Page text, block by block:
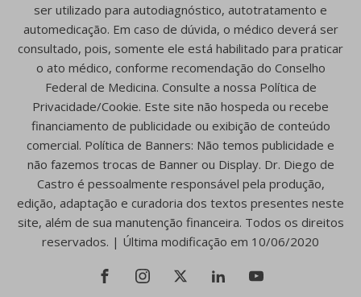
ser utilizado para autodiagnóstico, autotratamento e
automedicação. Em caso de dúvida, o médico deverá ser
consultado, pois, somente ele está habilitado para praticar
o ato médico, conforme recomendação do Conselho
Federal de Medicina. Consulte a nossa Política de
Privacidade/Cookie. Este site não hospeda ou recebe
financiamento de publicidade ou exibição de conteúdo
comercial. Política de Banners: Não temos publicidade e
não fazemos trocas de Banner ou Display. Dr. Diego de
Castro é pessoalmente responsável pela produção,
edição, adaptação e curadoria dos textos presentes neste
site, além de sua manutenção financeira. Todos os direitos
reservados. | Última modificação em 10/06/2020